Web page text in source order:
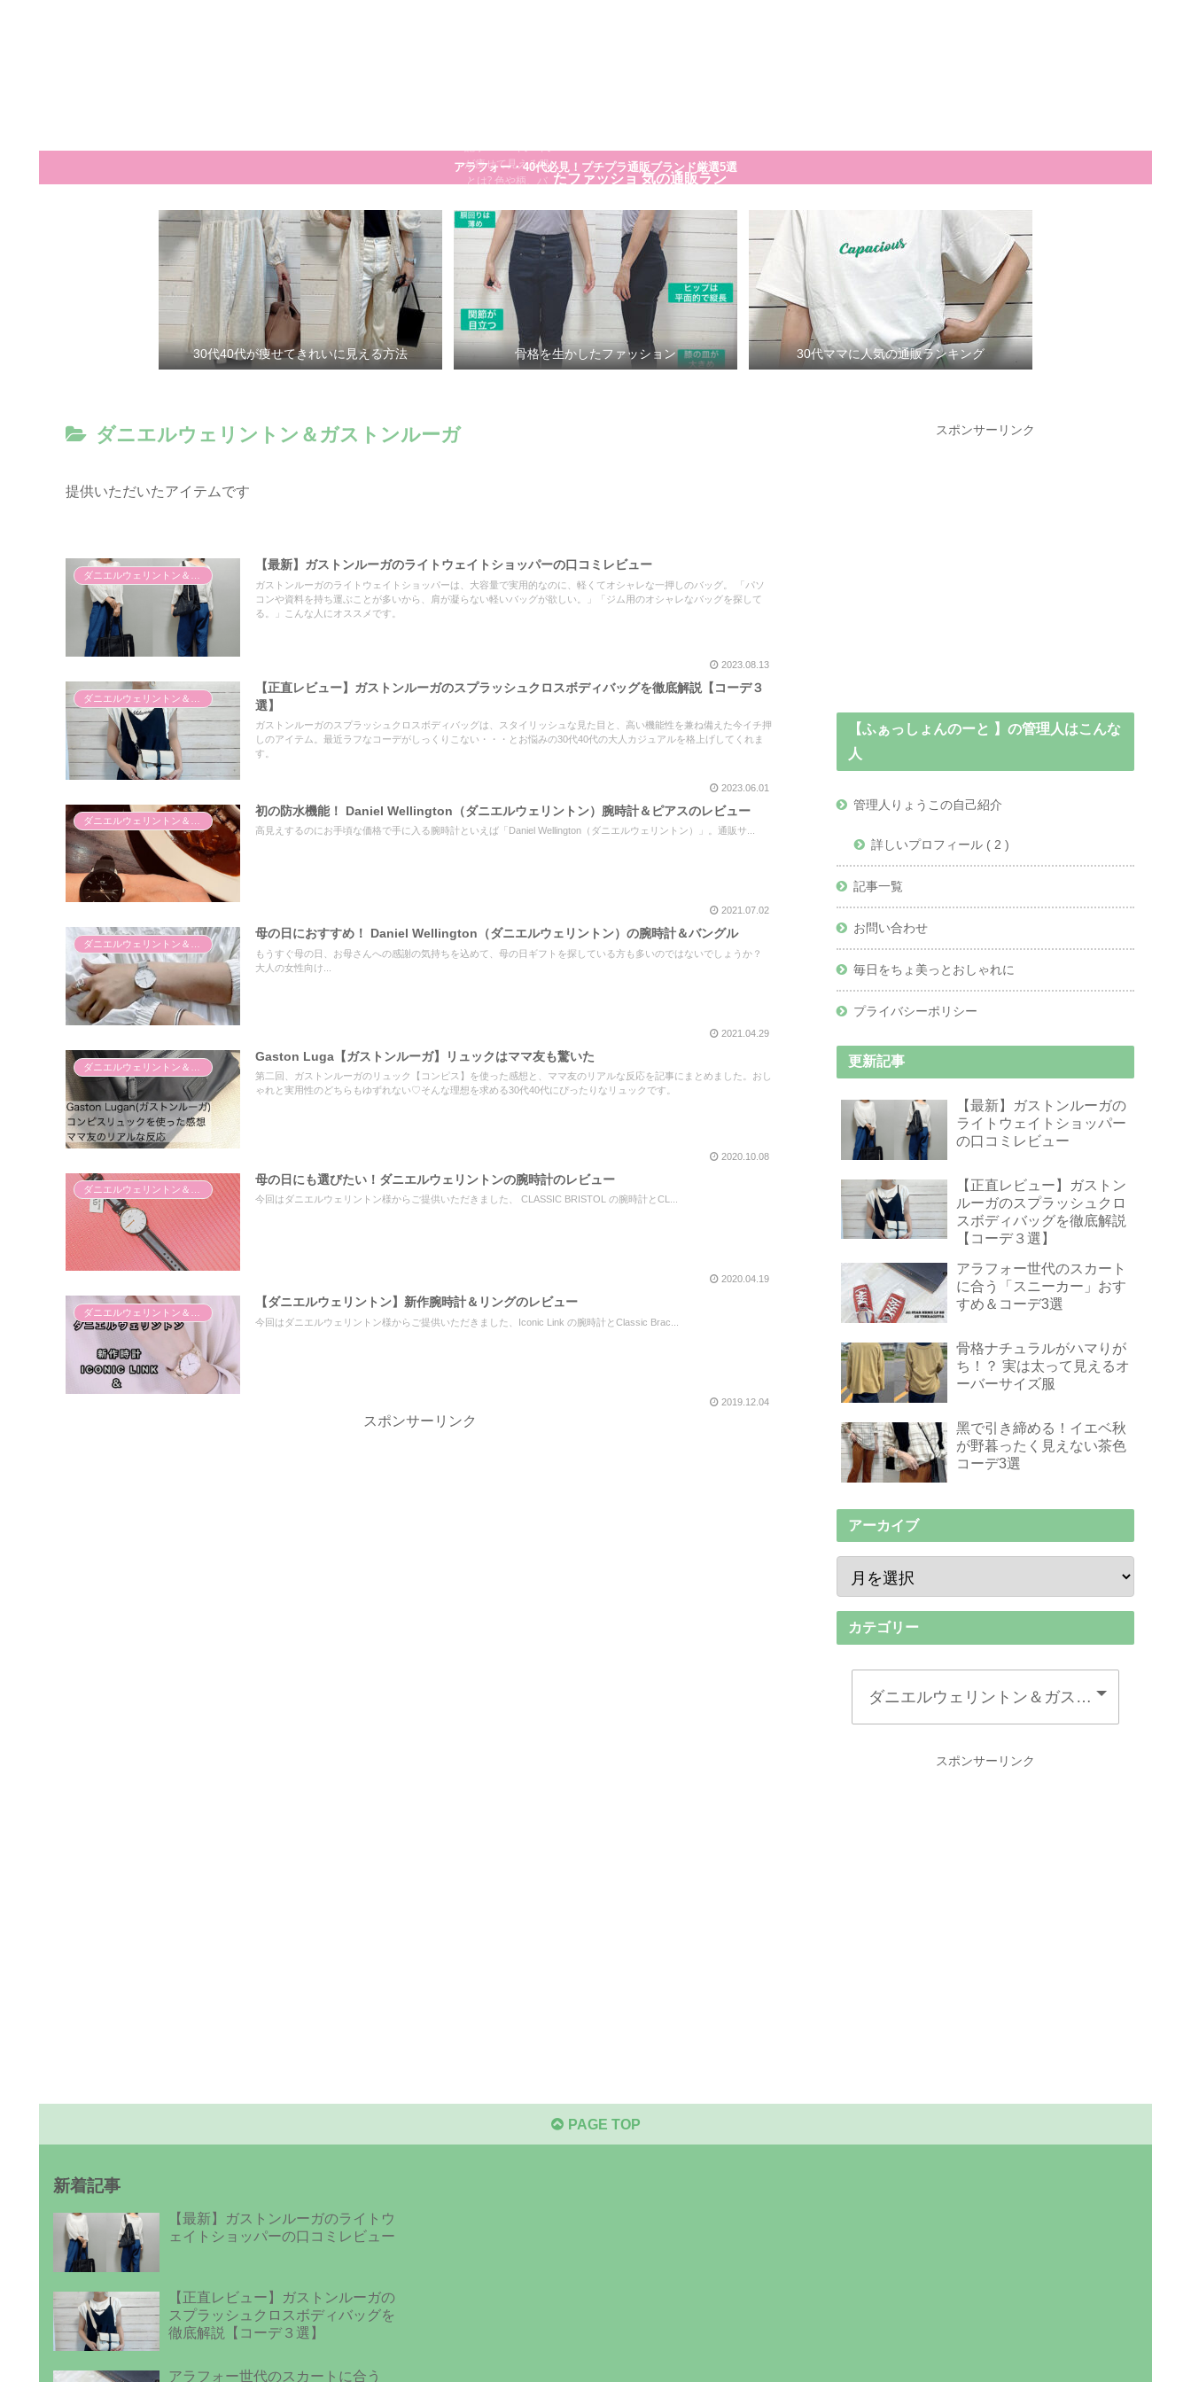
が痩せて見える服
とは? 色や柄、バ
説
たファッショ
ン
気の通販ラン
キング
アラフォー・40代必見！プチプラ通販ブランド厳選5選
30代40代が痩せてきれいに見える方法 骨格を生かしたファッション 30代ママに人気の通販ランキング
ダニエルウェリントン＆ガストンルーガ
提供いただいたアイテムです
【最新】ガストンルーガのライトウェイトショッパーの口コミレビュー
ガストンルーガのライトウェイトショッパーは、大容量で実用的なのに、軽くてオシャレな一押しのバッグ。 「パソ
コンや資料を持ち運ぶことが多いから、肩が凝らない軽いバッグが欲しい。」「ジム用のオシャレなバッグを探して
る。」こんな人にオススメです。
2023.08.13
【正直レビュー】ガストンルーガのスプラッシュクロスボディバッグを徹底解説【コーデ３
選】
ガストンルーガのスプラッシュクロスボディバッグは、スタイリッシュな見た目と、高い機能性を兼ね備えた今イチ押
しのアイテム。最近ラフなコーデがしっくりこない・・・とお悩みの30代40代の大人カジュアルを格上げしてくれま
す。
2023.06.01
初の防水機能！ Daniel Wellington（ダニエルウェリントン）腕時計＆ピアスのレビュー
高見えするのにお手頃な価格で手に入る腕時計といえば「Daniel Wellington（ダニエルウェリントン）」。通販サ...
2021.07.02
母の日におすすめ！ Daniel Wellington（ダニエルウェリントン）の腕時計＆バングル
もうすぐ母の日、お母さんへの感謝の気持ちを込めて、母の日ギフトを探している方も多いのではないでしょうか？
大人の女性向け...
2021.04.29
Gaston Luga【ガストンルーガ】リュックはママ友も驚いた
第二回、ガストンルーガのリュック【コンピス】を使った感想と、ママ友のリアルな反応を記事にまとめました。おし
ゃれと実用性のどちらもゆずれない♡そんな理想を求める30代40代にぴったりなリュックです。
2020.10.08
ダニエルウェリントン＆ガストンルーガ
母の日にも選びたい！ダニエルウェリントンの腕時計のレビュー
今回はダニエルウェリントン様からご提供いただきました、 CLASSIC BRISTOL の腕時計とCL...
2020.04.19
【ダニエルウェリントン】新作腕時計＆リングのレビュー
今回はダニエルウェリントン様からご提供いただきました、Iconic Link の腕時計とClassic Brac...
2019.12.04
スポンサーリンク
スポンサーリンク
【ふぁっしょんのーと 】の管理人はこんな
人
管理人りょうこの自己紹介
詳しいプロフィール ( 2 )
記事一覧
お問い合わせ
毎日をちょ美っとおしゃれに
プライバシーポリシー
更新記事
【最新】ガストンルーガの
ライトウェイトショッパー
の口コミレビュー
【正直レビュー】ガストン
ルーガのスプラッシュクロ
スボディバッグを徹底解説
【コーデ３選】
アラフォー世代のスカート
に合う「スニーカー」おす
すめ＆コーデ3選
骨格ナチュラルがハマりが
ち！？ 実は太って見えるオ
ーバーサイズ服
黑で引き締める！イエベ秋
が野暮ったく見えない茶色
コーデ3選
アーカイブ
カテゴリー
スポンサーリンク
PAGE TOP
新着記事
【最新】ガストンルーガのライトウ
ェイトショッパーの口コミレビュー
【正直レビュー】ガストンルーガの
スプラッシュクロスボディバッグを
徹底解説【コーデ３選】
アラフォー世代のスカートに合う